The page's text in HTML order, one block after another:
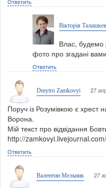
Ответить
Вікторія
Влас, будемо
фото про згадані
Ответить
Dmytro Zamkovyi 27
Поруч із Розумівкою є хрест
Ворона.
Мій текст про відвідання
http://
Ответить
Валентин Мельник 27